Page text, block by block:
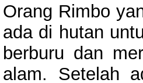
Orang Rimbo
ada di hutan
berburu dan
alam. Setelah